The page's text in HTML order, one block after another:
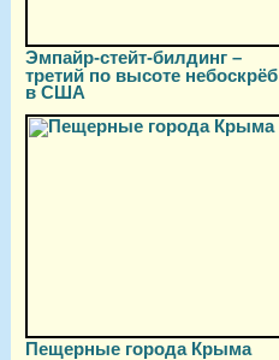
Эмпайр-стейт-билдинг –
третий по высоте небоскрёб
в США
Пещерные города Крыма